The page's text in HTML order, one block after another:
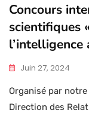
Concours
scientifiques
Juin 27, 2024
Organisé par
Direction des